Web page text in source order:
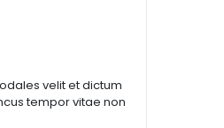
velit et dictum
tempor vitae non